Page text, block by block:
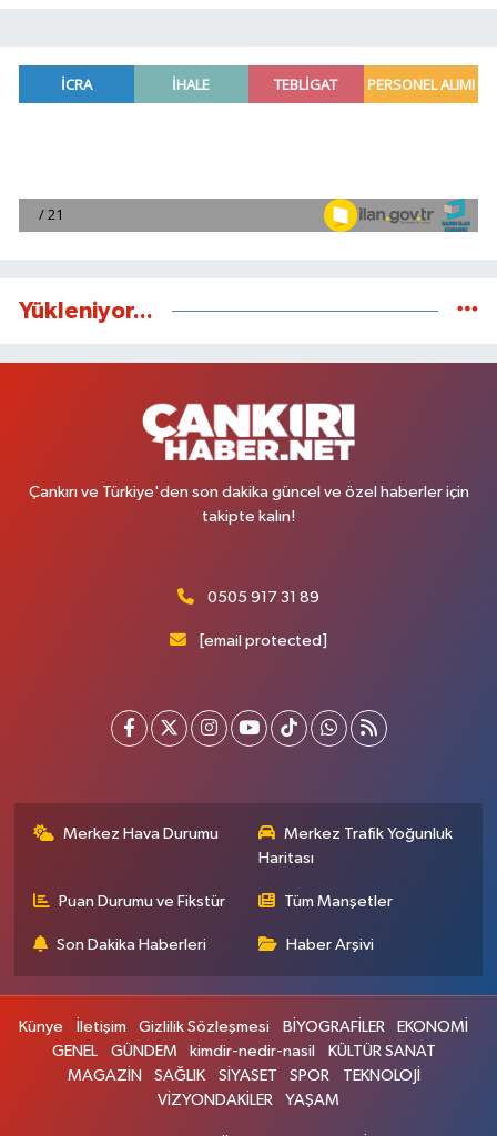
Yükleniyor...
Çankırı ve Türkiye'den son dakika güncel ve özel haberler için
takipte kalın!
0505 917 31 89
[email protected]
Merkez Hava Durumu
Merkez Trafik Yoğunluk
Haritası
Puan Durumu ve Fikstür Tüm Manşetler
Son Dakika Haberleri Haber Arşivi
Künye İletişim Gizlilik Sözleşmesi BİYOGRAFİLER
EKONOMİ
GENEL
GÜNDEM kimdir-nedir-nasil
KÜLTÜR SANAT
MAGAZİN
SAĞLIK SİYASET SPOR
TEKNOLOJİ
VİZYONDAKİLER
YAŞAM